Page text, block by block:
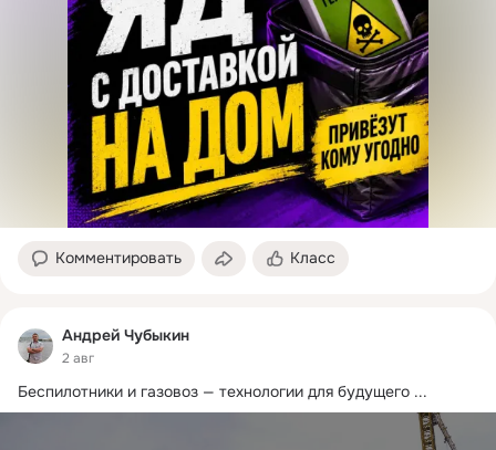
Комментировать Класс
Андрей Чубыкин
2 авг
Беспилотники и газовоз — технологии для будущего ...